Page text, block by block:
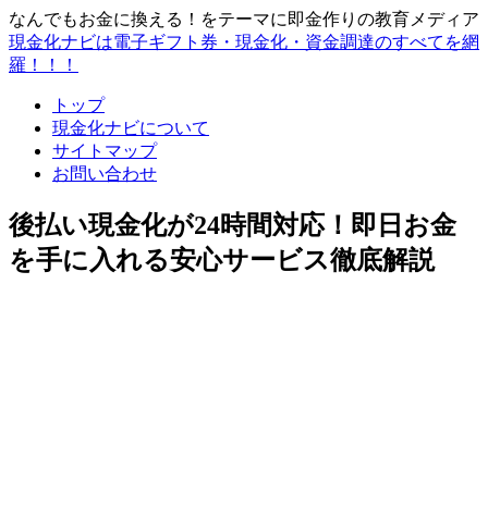
なんでもお金に換える！をテーマに即金作りの教育メディア
現金化ナビは電子ギフト券・現金化・資金調達のすべてを網
羅！！！
トップ
現金化ナビについて
サイトマップ
お問い合わせ
後払い現金化が24時間対応！即日お金
を手に入れる安心サービス徹底解説